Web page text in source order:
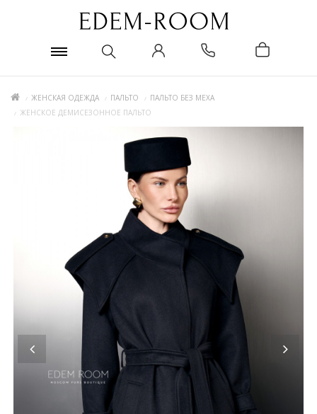
ЖЕНСКАЯ ОДЕЖДА ПАЛЬТО
ПАЛЬТО БЕЗ МЕХА
ЖЕНСКОЕ ДЕМИСЕЗОННОЕ ПАЛЬТО